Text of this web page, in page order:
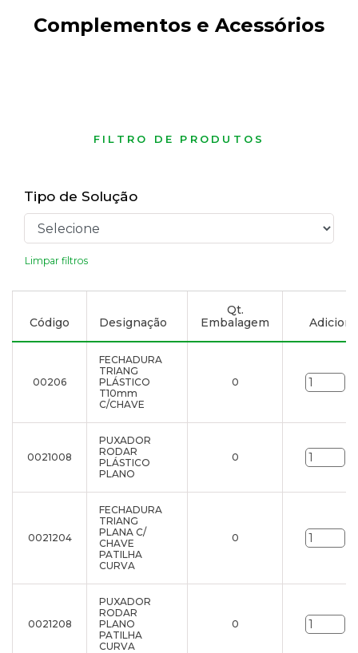
Complementos e Acessórios
FILTRO DE PRODUTOS
Tipo de Solução
Limpar filtros
Código Designação
Qt.
Embalagem
00206
FECHADURA
TRIANG
PLÁSTICO
T10mm
C/CHAVE
0
0021008
PUXADOR
RODAR
PLÁSTICO
PLANO
0
0021204
FECHADURA
TRIANG
PLANA C/
CHAVE
PATILHA
CURVA
0
0021208
PUXADOR
RODAR
PLANO
PATILHA
CURVA
0